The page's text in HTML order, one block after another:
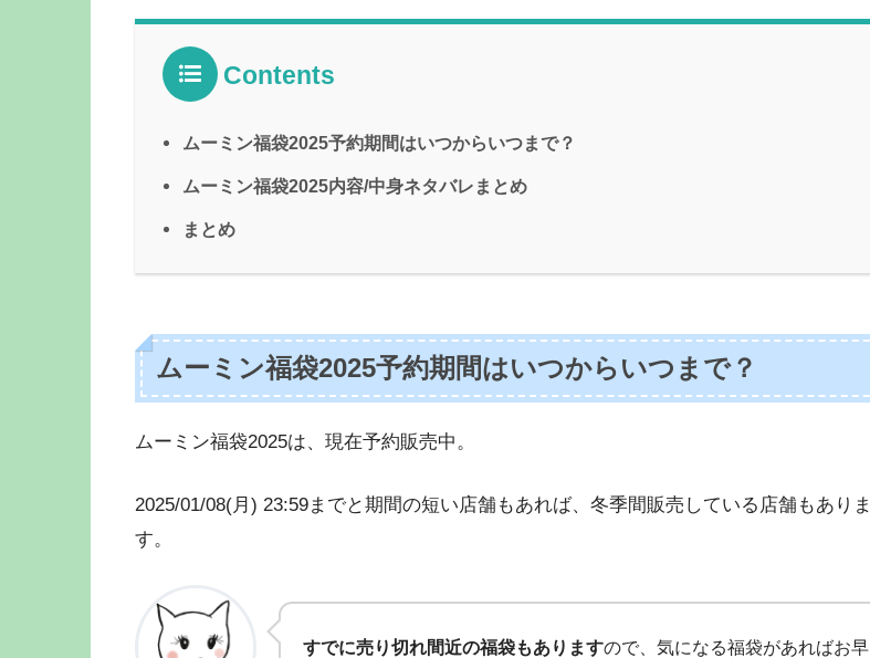
Contents
ムーミン福袋2025予約期間はいつからいつまで？
ムーミン福袋2025内容/中身ネタバレまとめ
まとめ
ムーミン福袋2025予約期間はいつからいつまで？
ムーミン福袋2025は、現在予約販売中。
2025/01/08(月) 23:59までと期間の短い店舗もあれば、冬季間販売している店舗もありま
す。
すでに売り切れ間近の福袋もありますので、気になる福袋があればお早